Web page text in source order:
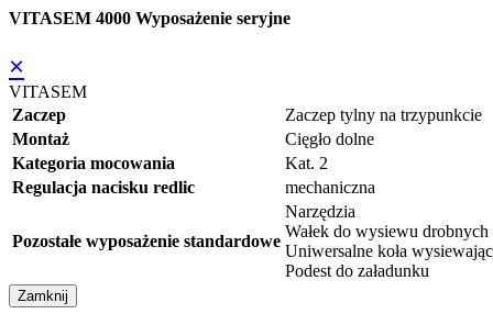
VITASEM 4000 Wyposażenie seryjne
×
VITASEM
Zaczep
Zaczep tylny na trzypunkcie
Montaż
Cięgło dolne
Kategoria mocowania
Kat. 2
Regulacja nacisku redlic
mechaniczna
Pozostałe wyposażenie standardowe
Narzędzia
Wałek do wysiewu drobnych
Uniwersalne koła
Podest do załadunku
Zamknij